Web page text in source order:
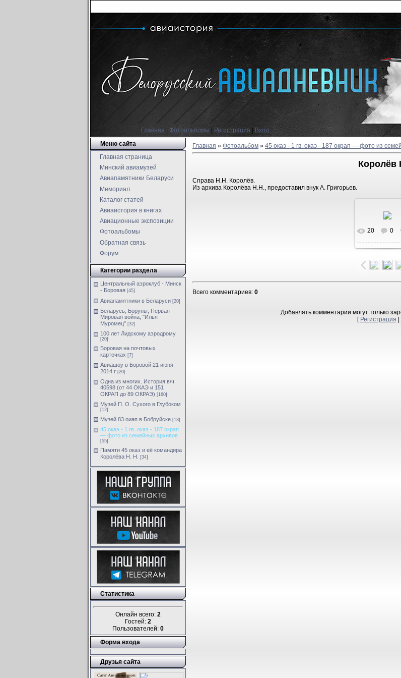
Главная Фотоальбомы Регистрация | Вход
Меню сайта
Главная страница
Минский авиамузей
Авиапамятники Беларуси
Мемориал
Каталог статей
Авиаистория в книгах
Авиационные экспозиции
Фотоальбомы
Обратная связь
Форум
Категории раздела
Центральный аэроклуб - Минск
- Боровая [45]
Авиапамятники в Беларуси [20]
Беларусь, Боруны, Первая
Мировая война, "Илья
Муромец" [32]
100 лет Лидскому аэродрому
[20]
Боровая на почтовых
карточках [7]
Авиашоу в Боровой 21 июня
2014 г [20]
Одна из многих. История в/ч
40598 (от 44 ОКАЭ и 151
ОКРАП до 89 ОКРАЭ) [160]
Музей П. О. Сухого в Глубоком
[12]
Музей 83 оиап в Бобруйске [13]
45 окаэ - 1 гв. окаэ - 187 окрап
— фото из семейных архивов
[55]
Памяти 45 окаэ и её командира
Королёва Н. Н.
[34]
Статистика
Онлайн всего: 2
Гостей: 2
Пользователей: 0
Форма входа
Друзья сайта
Главная»Фотоальбом»45 окаэ - 1 гв. окаэ - 187 окрап — фото из
Королёв
Справа Н.Н. Королёв.
Из архива Королёва Н.Н., предоставил внук А. Григорьев.
В
размере
112.4Kb
20 0
Всего комментариев:0
Добавлять комментарии могут только
[Регистрация|